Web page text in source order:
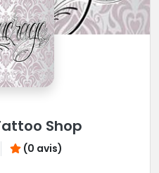
Shop
(0 avis)